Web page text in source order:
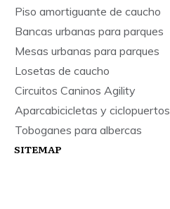
Piso amortiguante de caucho
Bancas urbanas para parques
Mesas urbanas para parques
Losetas de caucho
Circuitos Caninos Agility
Aparcabicicletas y ciclopuertos
Toboganes para albercas
SITEMAP